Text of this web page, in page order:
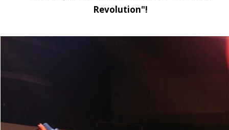
Revolution"!
Come scegliere uno